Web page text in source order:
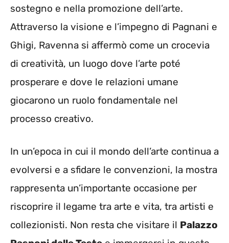
sostegno e nella promozione dell’arte.
Attraverso la visione e l’impegno di Pagnani e
Ghigi, Ravenna si affermò come un crocevia
di creatività, un luogo dove l’arte poté
prosperare e dove le relazioni umane
giocarono un ruolo fondamentale nel
processo creativo.
In un’epoca in cui il mondo dell’arte continua a
evolversi e a sfidare le convenzioni, la mostra
rappresenta un’importante occasione per
riscoprire il legame tra arte e vita, tra artisti e
collezionisti. Non resta che visitare il Palazzo